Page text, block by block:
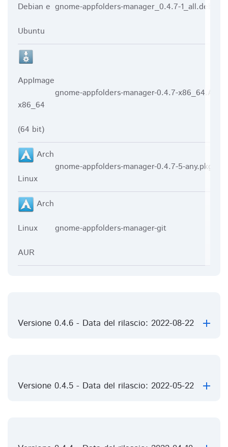
Debian e
Ubuntu
gnome-appfolders-manager_0.4.7-1_all.deb
AppImage
x86_64
(64 bit)
gnome-appfolders-manager-0.4.7-
Arch
Linux
gnome-appfolders-manager-0.4.7-5-
Arch
Linux
AUR
gnome-appfolders-manager-git
Versione 0.4.6 - Data del rilascio: 2022-08-22
Versione 0.4.5 - Data del rilascio: 2022-05-22